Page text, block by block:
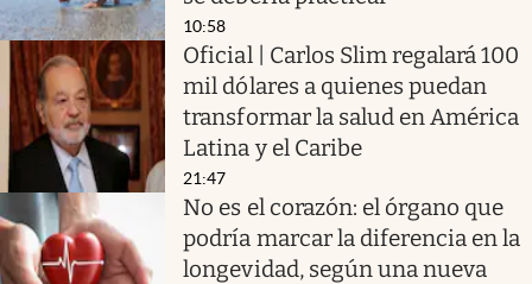
10:58
Oficial | Carlos Slim regalará 100
mil dólares a quienes puedan
transformar la salud en América
Latina y el Caribe
21:47
No es el corazón: el órgano que
podría marcar la diferencia en la
longevidad, según una nueva